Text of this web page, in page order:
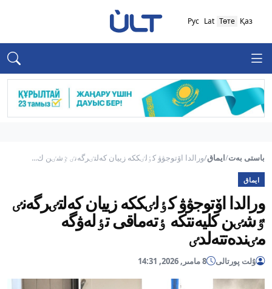
Қаз
Төте
Lat
Рус
باستى بەت/ايماق/ورالدا اۆتوجۋۋ كٶلٸككە زييان كەلتٸرگەنٸ ٷشٸن ك...
ايماق
ورالدا اۆتوجۋۋ كٶلٸككە زييان كەلتٸرگەنٸ
ٷشٸن كليەنتكە ٶتەماقى تٶلەۋگە
مٸندەتتەلدٸ
ۇلت پورتالى 8 مامىر, 2026, 14:31